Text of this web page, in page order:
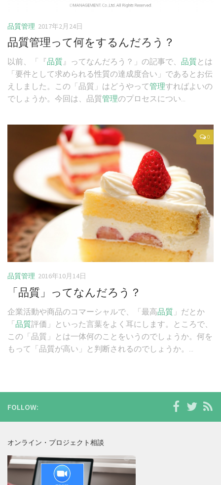
品質管理 2017年2月24日
品質管理って何をするんだろう？
以前、「『品質 』ってなんだろう？」の記事で、 品質とは
「要件として求められる性質の達成度合い」であるとお伝
えしました。この「品質」はどうやって管理すればよいの
でしょうか。今回は、品質管理のプロセスについ...
0
品質管理 2016年10月14日
「品質」ってなんだろう？
企業活動や商品のコマーシャルで、「最高品質 」だとか
「品質評価」といった言葉をよく耳にします。ところで、
この「品質」とは一体何のことをいうのでしょうか。何を
もって「品質が高い」と判断されるのでしょうか。...
FOLLOW:
オンライン・プロジェクト相談